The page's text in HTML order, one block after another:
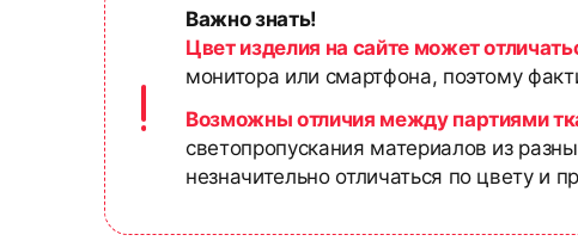
Важно знать!
Цвет изделия на сайте может
монитора или смартфона, поэтому
Возможны отличия между партиями
светопропускания материалов из
незначительно отличаться по цвету и